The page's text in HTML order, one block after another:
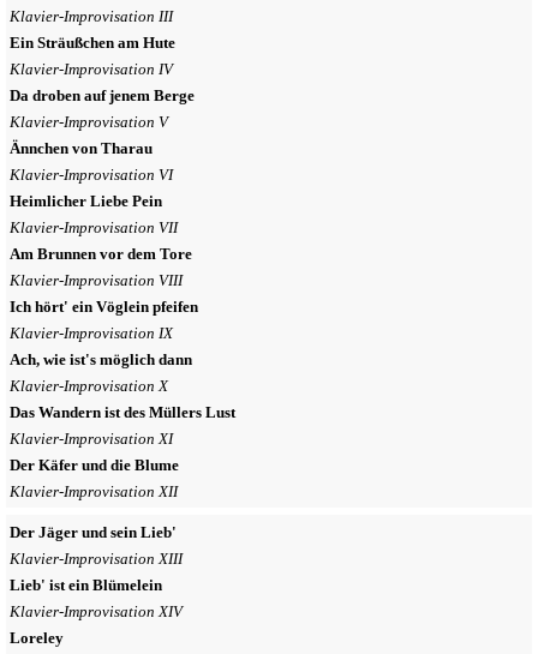
Klavier-Improvisation III
Ein Sträußchen am Hute
Klavier-Improvisation IV
Da droben auf jenem Berge
Klavier-Improvisation V
Ännchen von Tharau
Klavier-Improvisation VI
Heimlicher Liebe Pein
Klavier-Improvisation VII
Am Brunnen vor dem Tore
Klavier-Improvisation VIII
Ich hört' ein Vöglein pfeifen
Klavier-Improvisation IX
Ach, wie ist's möglich dann
Klavier-Improvisation X
Das Wandern ist des Müllers Lust
Klavier-Improvisation XI
Der Käfer und die Blume
Klavier-Improvisation XII
Der Jäger und sein Lieb'
Klavier-Improvisation XIII
Lieb' ist ein Blümelein
Klavier-Improvisation XIV
Loreley